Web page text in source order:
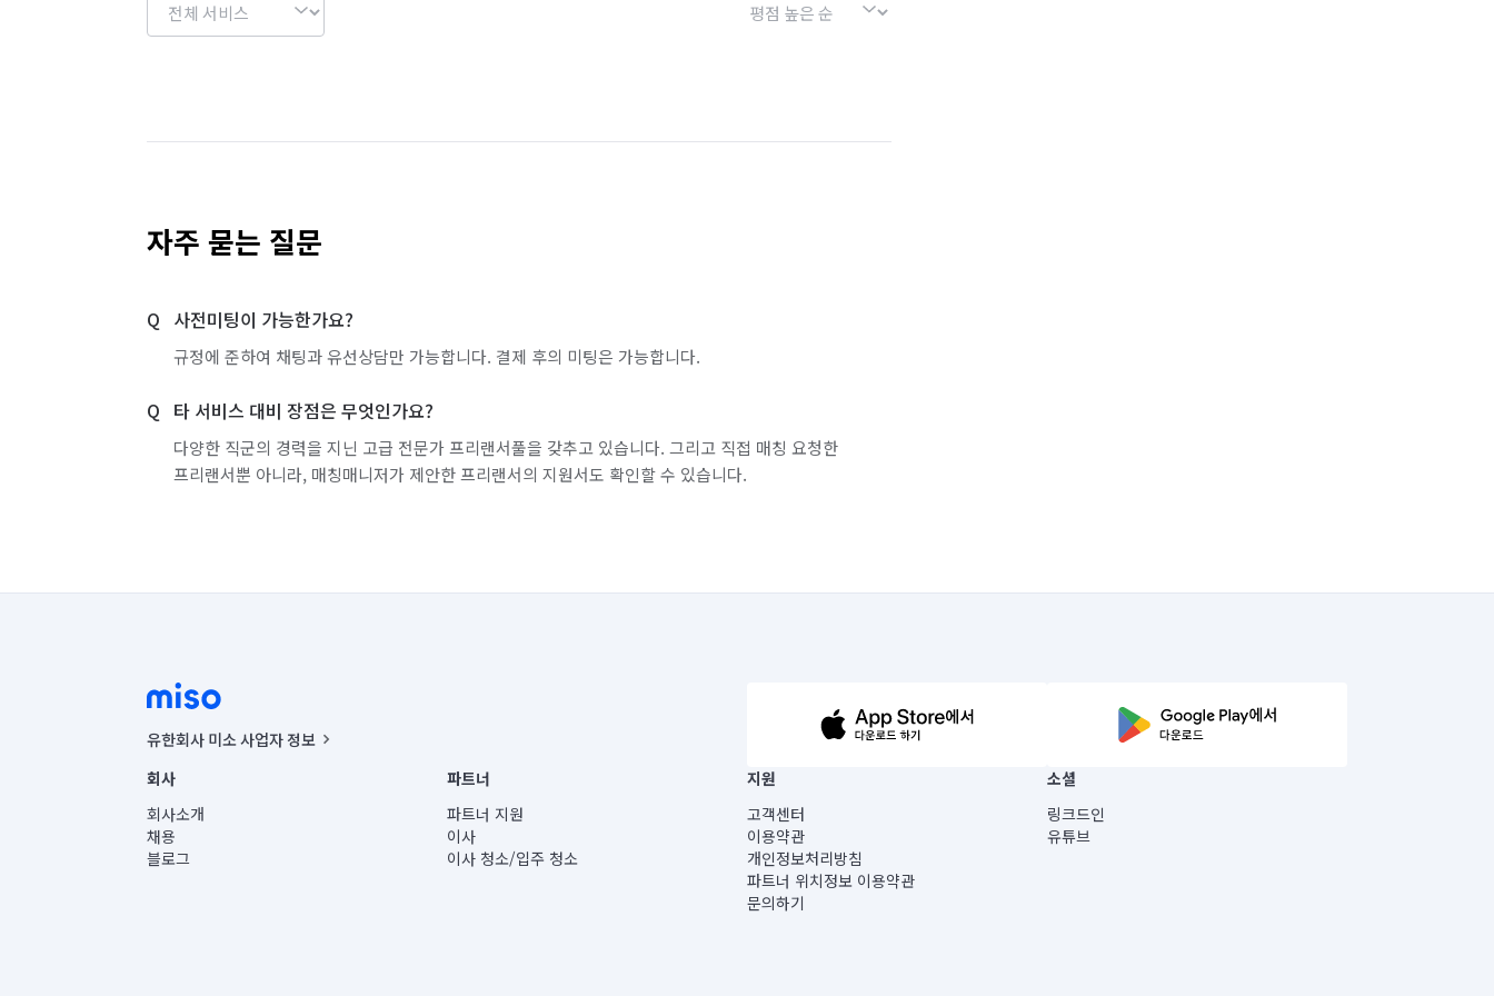
자주 묻는 질문
사전미팅이 가능한가요?
규정에 준하여 채팅과 유선상담만 가능합니다. 결제 후의 미팅은 가능합니다.
타 서비스 대비 장점은 무엇인가요?
다양한 직군의 경력을 지닌 고급 전문가 프리랜서풀을 갖추고 있습니다. 그리고 직접 매칭 요청한
프리랜서뿐 아니라, 매칭매니저가 제안한 프리랜서의 지원서도 확인할 수 있습니다.
유한회사 미소 사업자 정보
사업자등록번호 : 291-87-00271 | 인허가번호 : 2016-3220163-14-5-00019 |
통신판매신고번호 : 2024-서울종로-1400(공정거래위원회 정보) |
대표이사 : CHING VICTOR COLUMBIA RHEE
주소 | 본사: 서울특별시 종로구 율곡로 6(중학동, 트윈트리빌딩) B동 5층
컨택센터 : 서울특별시 종로구 수송동 율곡로 24, 7층, 8층 미소
회사
회사소개
채용
블로그
파트너
파트너 지원
이사
이사 청소/입주 청소
지원
고객센터
이용약관
개인정보처리방침
파트너 위치정보 이용약관
문의하기
소셜
링크드인
유튜브